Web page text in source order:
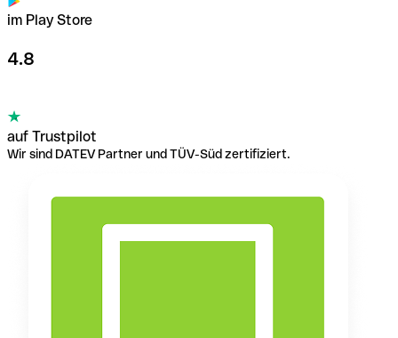
im Play Store
4.8
auf Trustpilot
Wir sind DATEV Partner und TÜV-Süd zertifiziert.